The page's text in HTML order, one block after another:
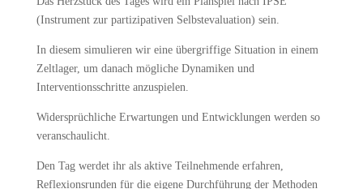
(Instrument zur partizipativen Selbstevaluation) sein.
In diesem simulieren wir eine übergriffige Situation in einem
Zeltlager, um danach mögliche Dynamiken und
Interventionsschritte anzuspielen.
Widersprüchliche Erwartungen und Entwicklungen werden so
veranschaulicht.
Den Tag werdet ihr als aktive Teilnehmende erfahren,
Reflexionsrunden für die eigene Durchführung der Methoden